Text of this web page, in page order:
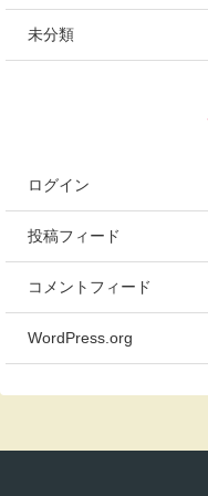
未分類
ログイン
投稿フィード
コメントフィード
WordPress.org